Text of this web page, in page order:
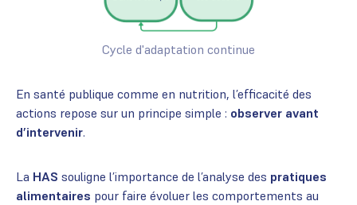
Cycle d'adaptation continue
En santé publique comme en nutrition, l’efficacité des
actions repose sur un principe simple : observer avant
d’intervenir.
La HAS souligne l’importance de l’analyse des pratiques
alimentaires pour faire évoluer les comportements au